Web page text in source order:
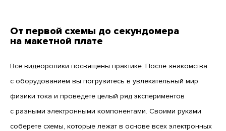
От первой схемы до секундомера
на макетной плате
Все видеоролики посвящены практике. После знакомства
с оборудованием вы погрузитесь в увлекательный мир
физики тока и проведете целый ряд экспериментов
с разными электронными компонентами. Своими руками
соберете схемы, которые лежат в основе всех электронных